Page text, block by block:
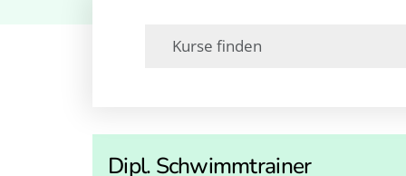
Dipl. Schwimmtrainer